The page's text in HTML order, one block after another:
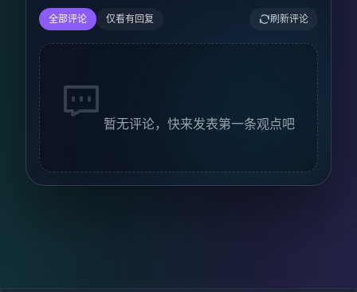
全部评论 仅看有回复 刷新评论
暂无评论，快来发表第一条观点吧